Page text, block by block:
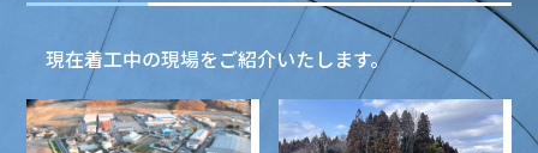
現在着工中の現場をご紹介いたします。